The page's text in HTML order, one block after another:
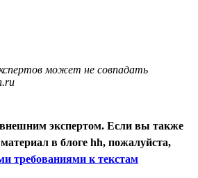
может не совпадать
внешним экспертом. Если вы также
в блоге hh, пожалуйста,
требованиями к текстам